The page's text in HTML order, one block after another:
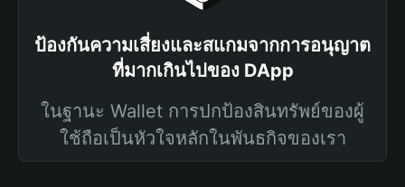
ป้องกันความเสี่ยงและสแกมจากการอนุญาต
ที่มากเกินไปของ DApp
ในฐานะ Wallet การปกป้องสินทรัพย์ของผู้
ใช้ถือเป็นหัวใจหลักในพันธกิจของเรา